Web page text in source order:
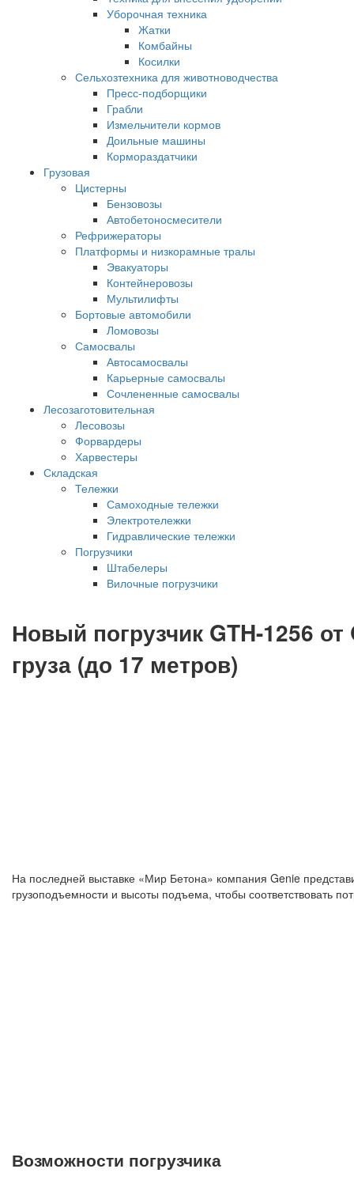
Уборочная техника
Жатки
Комбайны
Косилки
Сельхозтехника для животноводчества
Пресс-подборщики
Грабли
Измельчители кормов
Доильные машины
Кормораздатчики
Грузовая
Цистерны
Бензовозы
Автобетоносмесители
Рефрижераторы
Платформы и низкорамные тралы
Эвакуаторы
Контейнеровозы
Мультилифты
Бортовые автомобили
Ломовозы
Самосвалы
Автосамосвалы
Карьерные самосвалы
Сочлененные самосвалы
Лесозаготовительная
Лесовозы
Форвардеры
Харвестеры
Складская
Тележки
Самоходные тележки
Электротележки
Гидравлические тележки
Погрузчики
Штабелеры
Вилочные погрузчики
Новый погрузчик GTH-1256
груза (до 17 метров)
На последней выставке «Мир Бетона» компания Genie
грузоподъемности и высоты подъема, чтобы соответствовать
Возможности погрузчика